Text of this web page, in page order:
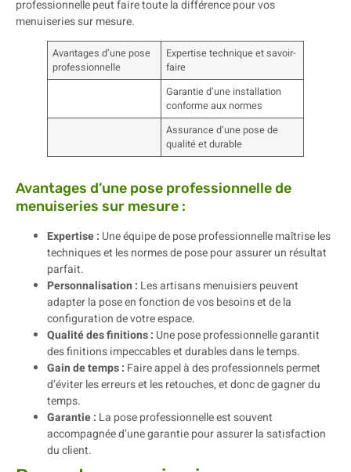
professionnelle peut faire toute la différence pour vos
menuiseries sur mesure.
Avantages d’une pose
professionnelle
Expertise technique et savoir-
faire
Garantie d’une installation
conforme aux normes
Assurance d’une pose de
qualité et durable
Avantages d’une pose professionnelle de
menuiseries sur mesure :
Expertise : Une équipe de pose professionnelle maîtrise les
techniques et les normes de pose pour assurer un résultat
parfait.
Personnalisation : Les artisans menuisiers peuvent
adapter la pose en fonction de vos besoins et de la
configuration de votre espace.
Qualité des finitions : Une pose professionnelle garantit
des finitions impeccables et durables dans le temps.
Gain de temps : Faire appel à des professionnels permet
d’éviter les erreurs et les retouches, et donc de gagner du
temps.
Garantie : La pose professionnelle est souvent
accompagnée d’une garantie pour assurer la satisfaction
du client.